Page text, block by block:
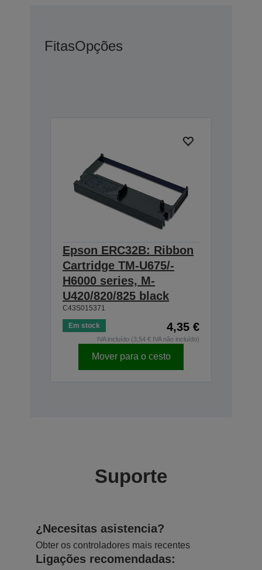
FitasOpções
Epson ERC32B: Ribbon
Cartridge TM-U675/-
H6000 series, M-
U420/820/825 black
C43S015371
Em stock 4,35 €
IVA incluído (3,54 € IVA não incluído)
Mover para o cesto
Suporte
¿Necesitas asistencia?
Obter os controladores mais recentes
Ligações recomendadas: